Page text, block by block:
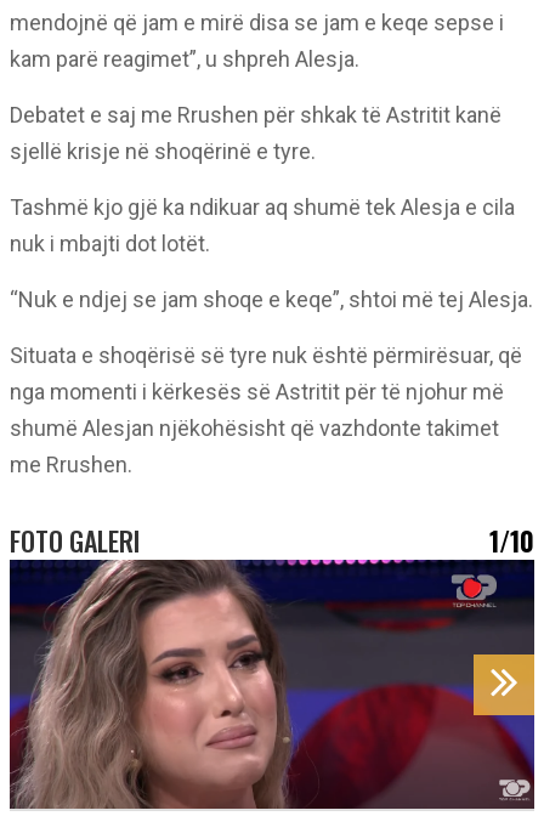
mendojnë që jam e mirë disa se jam e keqe sepse i
kam parë reagimet”, u shpreh Alesja.
Debatet e saj me Rrushen për shkak të Astritit kanë
sjellë krisje në shoqërinë e tyre.
Tashmë kjo gjë ka ndikuar aq shumë tek Alesja e cila
nuk i mbajti dot lotët.
“Nuk e ndjej se jam shoqe e keqe”, shtoi më tej Alesja.
Situata e shoqërisë së tyre nuk është përmirësuar, që
nga momenti i kërkesës së Astritit për të njohur më
shumë Alesjan njëkohësisht që vazhdonte takimet
me Rrushen.
FOTO GALERI 1/10